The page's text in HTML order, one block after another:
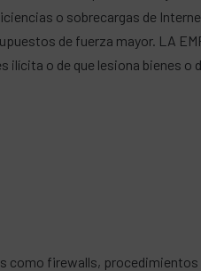
o sobrecargas de
de fuerza mayor. LA
o de que lesiona bienes
como firewalls,